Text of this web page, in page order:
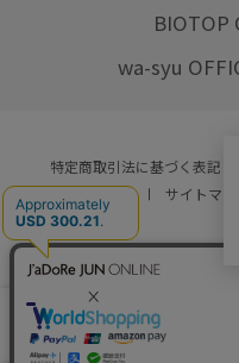
BIOTOP
wa-syu
特定商取引法に基づく表記
ご利用規約
サイトマ
© JUN
店舗在庫
をみる